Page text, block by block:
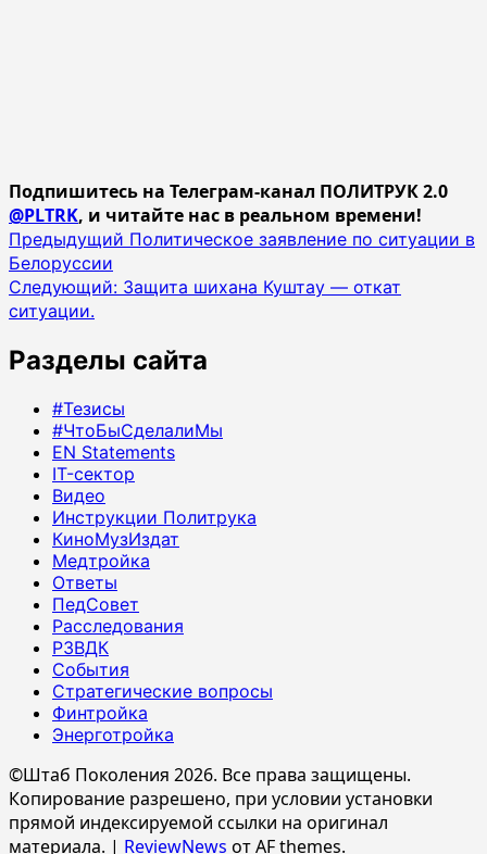
Подпишитесь на Телеграм-канал ПОЛИТРУК 2.0
@PLTRK, и читайте нас в реальном времени!
Навигация
записи
Предыдущий Политическое заявление по ситуации в
Белоруссии
Следующий: Защита шихана Куштау — откат
ситуации.
Разделы сайта
#Тезисы
#ЧтоБыСделалиМы
EN Statements
IT-сектор
Видео
Инструкции Политрука
КиноМузИздат
Медтройка
Ответы
ПедСовет
Расследования
РЗВДК
События
Стратегические вопросы
Финтройка
Энерготройка
©Штаб Поколения 2026. Все права защищены.
Копирование разрешено, при условии установки
прямой индексируемой ссылки на оригинал
материала. | ReviewNews от AF themes.